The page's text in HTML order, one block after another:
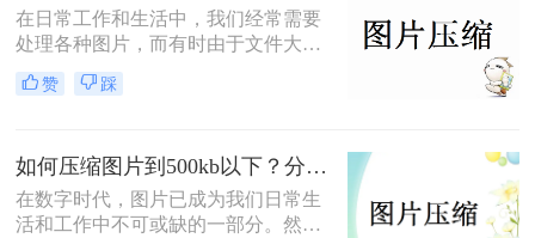
便传输。
在日常工作和生活中，我们经常需要
处理各种图片，而有时由于文件大小
限制，我们需要将图片压缩到特定的
大小，比如200KB以下。那么电脑图
缩至200KB以下的方法。
赞 踩
如何压缩图片到500kb以下？分享三个实用压缩工具！
在数字时代，图片已成为我们日常生
活和工作中不可或缺的一部分。然